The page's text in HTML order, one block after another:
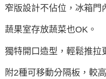
窄版設計不佔位，冰箱門
蔬果室存放蔬菜也OK。
獨特開口造型，輕鬆推拉
附2種可移動分隔板，較